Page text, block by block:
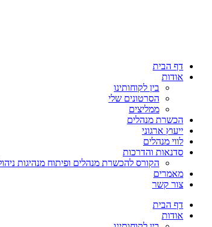
דף הבית
אודות
בין לקוחותינו
הסרטונים שלי
ממליצים
הכשרת מנהלים
ייעוץ ארגוני
לווי מנהלים
סדנאות והדרכות
הקורס להכשרת מנהלים ופיתוח מנהיגות
מאמרים
צור קשר
דף הבית
אודות